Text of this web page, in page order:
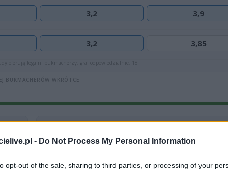
- Do Not Process My Personal Information
opt-out of the sale, sharing to third parties, or processing of your
3,2 3,9
3,2 3,85
oferują legalni bukmacherzy, graj odpowiedzialnie, 18+
BUKMACHERÓW WKRÓTCE